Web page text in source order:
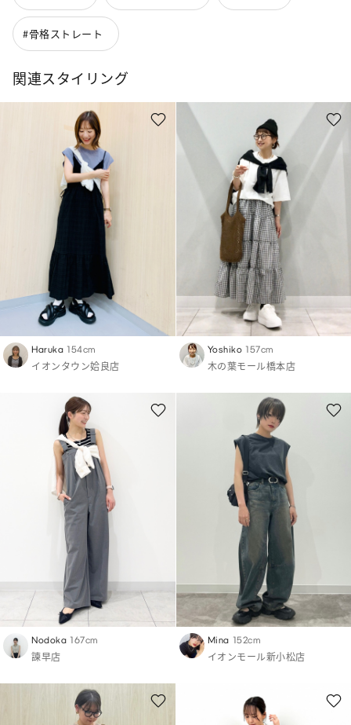
#骨格ストレート
関連スタイリング
Haruka 154cm
イオンタウン姶良店
Yoshiko 157cm
木の葉モール橋本店
Nodoka 167cm
諫早店
Mina 152cm
イオンモール新小松店